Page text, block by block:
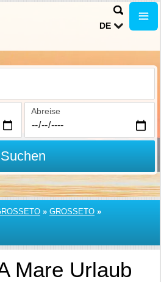
DE
Abreise
Suchen
» GROSSETO »
Mare Urlaub